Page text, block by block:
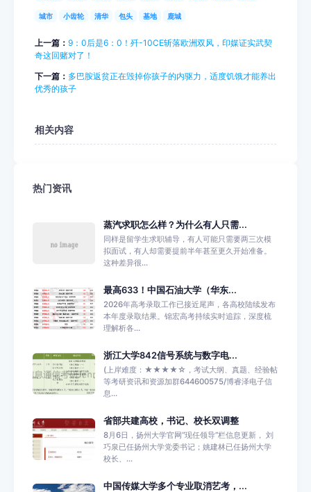
城市 小齿轮 清华 包头 基地 鹿城
上一篇： 9：0后是6：0！歼-10CE斩落欧洲双风，印媒证实武契
奇这回赌对了！
下一篇： 多巴胺返贫正在毁掉你孩子的内驱力，适度饥饿才能养出
优秀的孩子
相关内容
热门资讯
蒸汽求职怎么样？为什么有人只需...
同样是留学生求职辅导，有人可能只需要两三次模
拟面试，有人却需要提前半年甚至更久开始准备。
这种差异很...
最高633！中国石油大学（华东...
2026年高考录取工作已接近尾声，各高校陆续发布
本年度录取结果。锦宏高考持续实时追踪，深度梳
理解析各...
浙江大学842信号系统与数字电...
(上岸难度：★★★★☆，考试大纲、真题、经验帖
等考研资讯和资源加群644600575/博睿泽电子信
息...
省部共建高校，书记、校长双调整
8月6日，扬州大学官网“现任领导”栏信息更新， 刘
巧泉已任扬州大学党委书记；姚建林已任扬州大学
校长、...
中国传媒大学多个专业取消艺考，...